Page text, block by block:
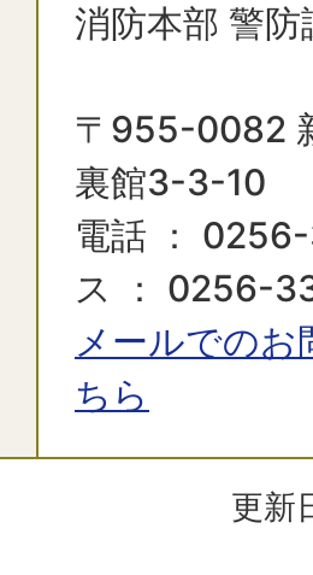
消防本部 警
〒955-0082
裏館3-3-10
電話 ：
ス ： 0256-
メールでの
ちら
更新